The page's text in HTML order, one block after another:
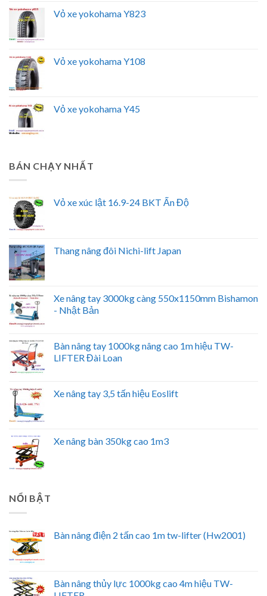
Vỏ xe yokohama Y823
Vỏ xe yokohama Y108
Vỏ xe yokohama Y45
BÁN CHẠY NHẤT
Vỏ xe xúc lật 16.9-24 BKT Ấn Độ
Thang nâng đôi Nichi-lift Japan
Xe nâng tay 3000kg càng 550x1150mm Bishamon
- Nhật Bản
Bàn nâng tay 1000kg nâng cao 1m hiệu TW-
LIFTER Đài Loan
Xe nâng tay 3,5 tấn hiệu Eoslift
Xe nâng bàn 350kg cao 1m3
NỔI BẬT
Bàn nâng điện 2 tấn cao 1m tw-lifter (Hw2001)
Bàn nâng thủy lực 1000kg cao 4m hiệu TW-